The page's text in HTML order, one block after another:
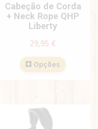
Cabeção de Corda
+ Neck Rope QHP
Liberty
29,95 €
Opções